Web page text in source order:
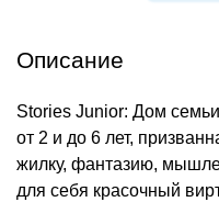
Описание
Stories Junior: Дом
от 2 и до 6 лет,
жилку, фантазию,
для себя красочный